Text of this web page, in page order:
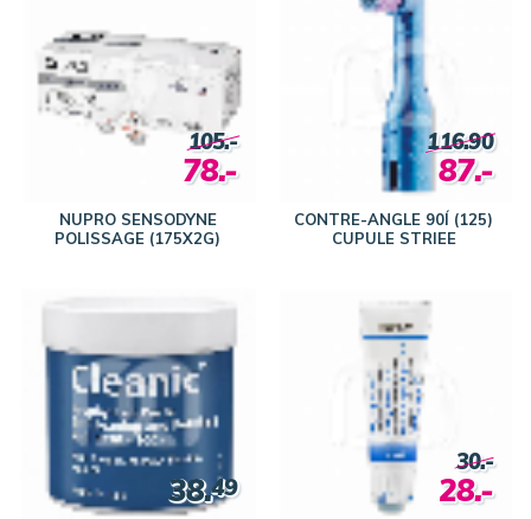
NUPRO SENSODYNE
POLISSAGE (175X2G)
105.-
78.-
CONTRE-ANGLE 90Í (125)
CUPULE STRIEE
116.90
87.-
38.49
30.-
28.-